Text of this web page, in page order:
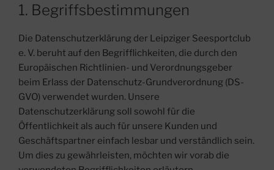
1. Begriffsbestimmungen
Die Datenschutzerklärung der Leipziger Seesportclub
e. V. beruht auf den Begrifflichkeiten, die durch den
Europäischen Richtlinien- und Verordnungsgeber
beim Erlass der Datenschutz-Grundverordnung (DS-
GVO) verwendet wurden. Unsere
Datenschutzerklärung soll sowohl für die
Öffentlichkeit als auch für unsere Kunden und
Geschäftspartner einfach lesbar und verständlich sein.
Um dies zu gewährleisten, möchten wir vorab die